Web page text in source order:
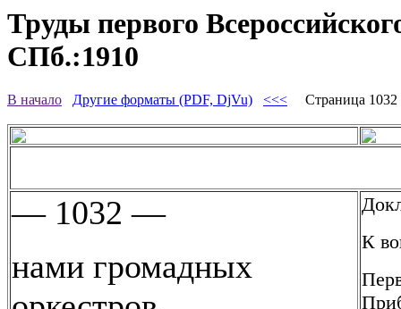
Труды первого
СПб.:1910
В начало Другие форматы (PDF, DjVu) <<< Страница
— 1032 —
нами громадных
К